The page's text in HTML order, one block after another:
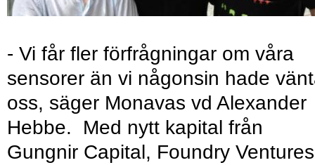
- Vi får fler förfrågningar om våra
sensorer än vi någonsin hade
oss, säger Monavas vd Alexander
Hebbe. Med nytt kapital från
Gungnir Capital, Foundry Ventures